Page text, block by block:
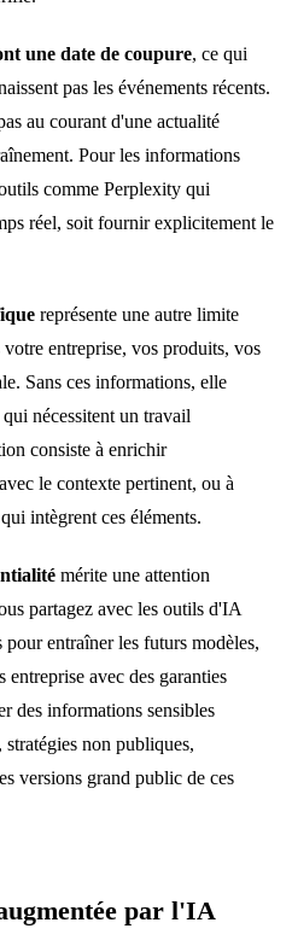
une date de coupure, ce qui
pas les événements récents.
au courant d'une actualité
Pour les informations
comme Perplexity qui
réel, soit fournir explicitement le
représente une autre limite
entreprise, vos produits, vos
Sans ces informations, elle
nécessitent un travail
consiste à enrichir
le contexte pertinent, ou à
intègrent ces éléments.
mérite une attention
partagez avec les outils d'IA
entraîner les futurs modèles,
avec des garanties
des informations sensibles
non publiques,
versions grand public de ces
par l'IA